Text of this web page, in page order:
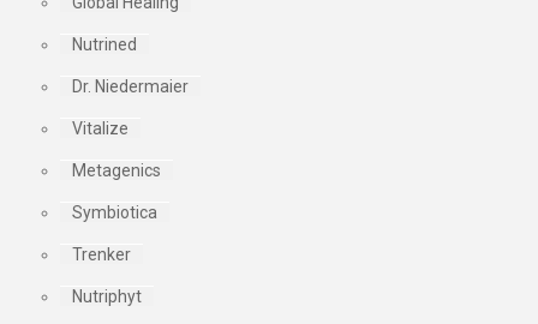
Nutrined
Dr. Niedermaier
Vitalize
Metagenics
Symbiotica
Trenker
Nutriphyt